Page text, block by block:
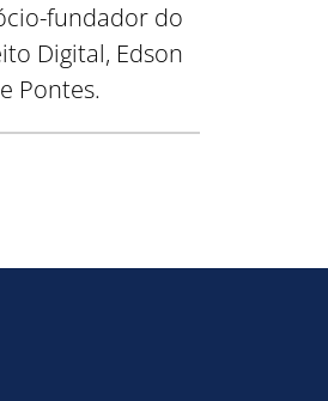
fundador do
Digital, Edson
Pontes.